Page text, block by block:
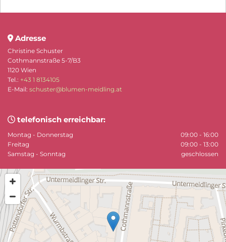
Adresse
Christine Schuster
Cothmannstraße 5-7/B3
1120 Wien
Tel.: +43 1 8134105
E-Mail: schuster@blumen-meidling.at
 telefonisch erreichbar:
Montag - Donnerstag
09:00 - 16:00
Freitag
09:00 - 13:00
Samstag - Sonntag
geschlossen